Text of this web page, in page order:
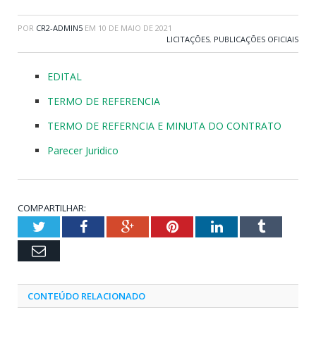
POR CR2-ADMIN5 EM 10 DE MAIO DE 2021
LICITAÇÕES, PUBLICAÇÕES OFICIAIS
EDITAL
TERMO DE REFERENCIA
TERMO DE REFERNCIA E MINUTA DO CONTRATO
Parecer Juridico
COMPARTILHAR:
TwitterFacebookGoogle+PinterestLinkedInTumblr
Email
CONTEÚDO RELACIONADO